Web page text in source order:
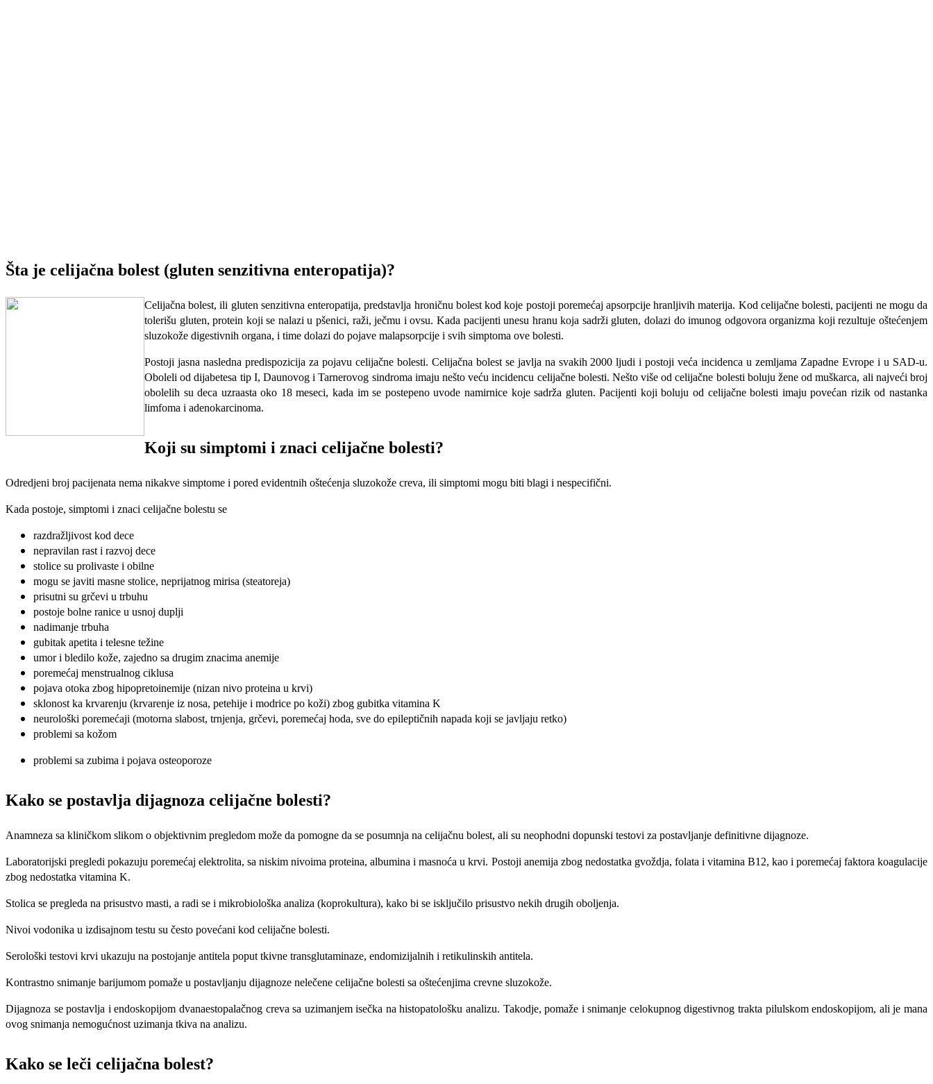
Šta je celijačna bolest (gluten senzitivna enteropatija)?
Celijačna bolest, ili gluten senzitivna enteropatija, predstavlja hroničnu bolest kod koje postoji poremećaj apsorpcije hranljivih materija. Kod celijačne bolesti, pacijenti ne mogu da
tolerišu gluten, protein koji se nalazi u pšenici, raži, ječmu i ovsu. Kada pacijenti unesu hranu koja sadrži gluten, dolazi do imunog odgovora organizma koji rezultuje oštećenjem
sluzokože digestivnih organa, i time dolazi do pojave malapsorpcije i svih simptoma ove bolesti.
Postoji jasna nasledna predispozicija za pojavu celijačne bolesti. Celijačna bolest se javlja na svakih 2000 ljudi i postoji veća incidenca u zemljama Zapadne Evrope i u SAD-u.
Oboleli od dijabetesa tip I, Daunovog i Tarnerovog sindroma imaju nešto veću incidencu celijačne bolesti. Nešto više od celijačne bolesti boluju žene od muškarca, ali najveći broj
obolelih su deca uzraasta oko 18 meseci, kada im se postepeno uvode namirnice koje sadrža gluten. Pacijenti koji boluju od celijačne bolesti imaju povećan rizik od nastanka
limfoma i adenokarcinoma.
Koji su simptomi i znaci celijačne bolesti?
Odredjeni broj pacijenata nema nikakve simptome i pored evidentnih oštećenja sluzokože creva, ili simptomi mogu biti blagi i nespecifični.
Kada postoje, simptomi i znaci celijačne bolestu se
razdražljivost kod dece
nepravilan rast i razvoj dece
stolice su prolivaste i obilne
mogu se javiti masne stolice, neprijatnog mirisa (steatoreja)
prisutni su grčevi u trbuhu
postoje bolne ranice u usnoj duplji
nadimanje trbuha
gubitak apetita i telesne težine
umor i bledilo kože, zajedno sa drugim znacima anemije
poremećaj menstrualnog ciklusa
pojava otoka zbog hipopretoinemije (nizan nivo proteina u krvi)
sklonost ka krvarenju (krvarenje iz nosa, petehije i modrice po koži) zbog gubitka vitamina K
neurološki poremećaji (motorna slabost, trnjenja, grčevi, poremećaj hoda, sve do epileptičnih napada koji se javljaju retko)
problemi sa kožom
problemi sa zubima i pojava osteoporoze
Kako se postavlja dijagnoza celijačne bolesti?
Anamneza sa kliničkom slikom o objektivnim pregledom može da pomogne da se posumnja na celijačnu bolest, ali su neophodni dopunski testovi za postavljanje definitivne dijagnoze.
Laboratorijski pregledi pokazuju poremećaj elektrolita, sa niskim nivoima proteina, albumina i masnoća u krvi. Postoji anemija zbog nedostatka gvoždja, folata i vitamina B12, kao i poremećaj faktora koagulacije
zbog nedostatka vitamina K.
Stolica se pregleda na prisustvo masti, a radi se i mikrobiološka analiza (koprokultura), kako bi se isključilo prisustvo nekih drugih oboljenja.
Nivoi vodonika u izdisajnom testu su često povećani kod celijačne bolesti.
Serološki testovi krvi ukazuju na postojanje antitela poput tkivne transglutaminaze, endomizijalnih i retikulinskih antitela.
Kontrastno snimanje barijumom pomaže u postavljanju dijagnoze nelečene celijačne bolesti sa oštećenjima crevne sluzokože.
Dijagnoza se postavlja i endoskopijom dvanaestopalačnog creva sa uzimanjem isečka na histopatološku analizu. Takodje, pomaže i snimanje celokupnog digestivnog trakta pilulskom endoskopijom, ali je mana
ovog snimanja nemogućnost uzimanja tkiva na analizu.
Kako se leči celijačna bolest?